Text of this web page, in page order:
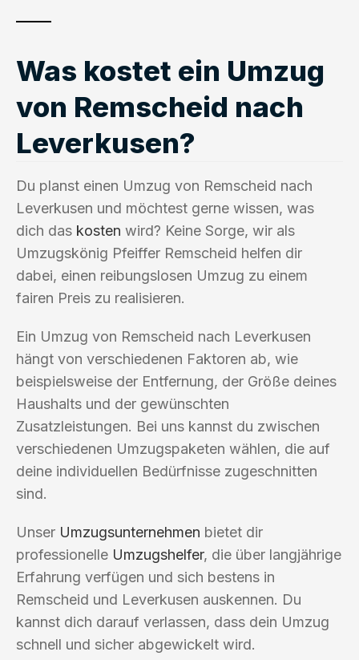
Was kostet ein Umzug
von Remscheid nach
Leverkusen?
Du planst einen Umzug von Remscheid nach
Leverkusen und möchtest gerne wissen, was
dich das kosten wird? Keine Sorge, wir als
Umzugskönig Pfeiffer Remscheid helfen dir
dabei, einen reibungslosen Umzug zu einem
fairen Preis zu realisieren.
Ein Umzug von Remscheid nach Leverkusen
hängt von verschiedenen Faktoren ab, wie
beispielsweise der Entfernung, der Größe deines
Haushalts und der gewünschten
Zusatzleistungen. Bei uns kannst du zwischen
verschiedenen Umzugspaketen wählen, die auf
deine individuellen Bedürfnisse zugeschnitten
sind.
Unser Umzugsunternehmen bietet dir
professionelle Umzugshelfer, die über langjährige
Erfahrung verfügen und sich bestens in
Remscheid und Leverkusen auskennen. Du
kannst dich darauf verlassen, dass dein Umzug
schnell und sicher abgewickelt wird.